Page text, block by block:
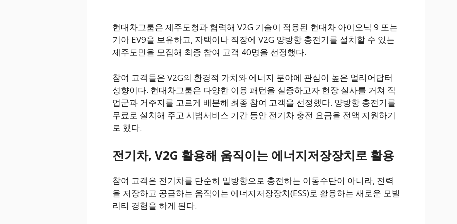
현대차그룹은 제주도청과 협력해 V2G 기술이 적용된 현대차 아이오닉 9 또는
기아 EV9을 보유하고, 자택이나 직장에 V2G 양방향 충전기를 설치할 수 있는
제주도민을 모집해 최종 참여 고객 40명을 선정했다.
참여 고객들은 V2G의 환경적 가치와 에너지 분야에 관심이 높은 얼리어답터
성향이다. 현대차그룹은 다양한 이용 패턴을 실증하고자 현장 실사를 거쳐 직
업군과 거주지를 고르게 배분해 최종 참여 고객을 선정했다. 양방향 충전기를
무료로 설치해 주고 시범서비스 기간 동안 전기차 충전 요금을 전액 지원하기
로 했다.
전기차, V2G 활용해 움직이는 에너지저장장치로 활용
참여 고객은 전기차를 단순히 일방향으로 충전하는 이동수단이 아니라, 전력
을 저장하고 공급하는 움직이는 에너지저장장치(ESS)로 활용하는 새로운 모빌
리티 경험을 하게 된다.